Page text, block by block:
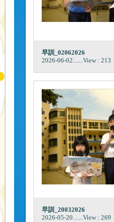
早訓_02062026
2026-06-02.......View : 213
早訓_20032026
2026-05-20.......View : 269